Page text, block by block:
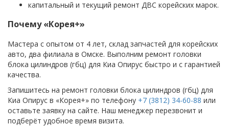
капитальный и текущий ремонт ДВС корейских марок.
Почему «Корея+»
Мастера с опытом от 4 лет, склад запчастей для корейских
авто, два филиала в Омске. Выполним ремонт головки
блока цилиндров (гбц) для Киа Опирус быстро и с гарантией
качества.
Запишитесь на ремонт головки блока цилиндров (гбц) для
Киа Опирус в «Корея+» по телефону +7 (3812) 34-60-88 или
оставьте заявку на сайте. Наш менеджер перезвонит и
подберёт удобное время визита.